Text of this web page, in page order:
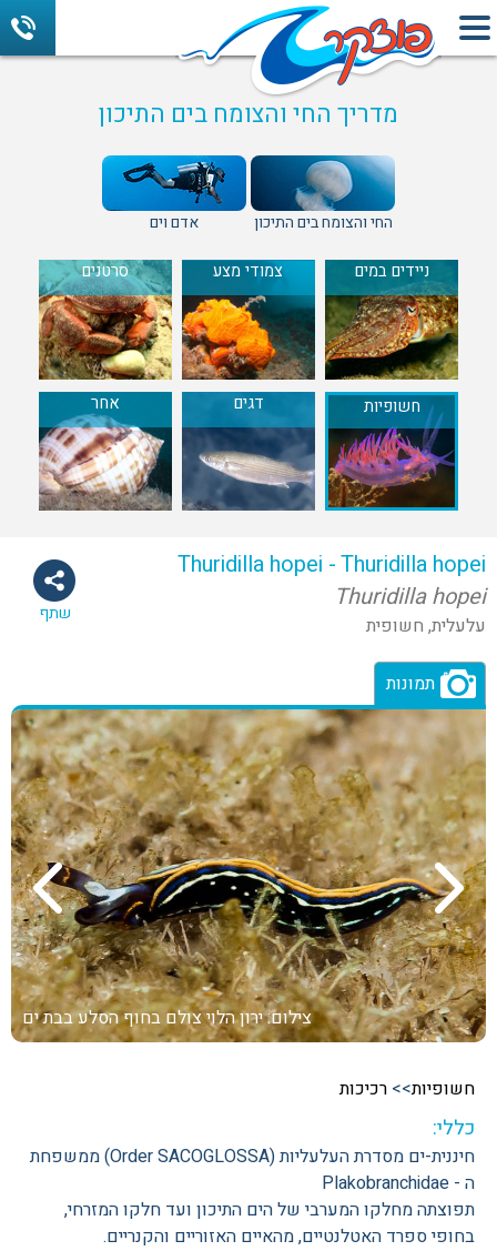
מדריך החי והצומח בים התיכון
החי והצומח בים התיכון אדם וים
ניידים במים צמודי מצע סרטנים
חשופיות דגים אחר
שתף
Thuridilla hopei - Thuridilla hopei
Thuridilla hopei
עלעלית, חשופית
תמונות
צילום: ירון הלויצולם בחוף הסלע בבת ים
חשופיות>> רכיכות
כללי:
חיננית-ים מסדרת העלעליות (Order SACOGLOSSA) ממשפחת
ה - Plakobranchidae
תפוצתה מחלקו המערבי של הים התיכון ועד חלקו המזרחי,
בחופי ספרד האטלנטיים, מהאיים האזוריים והקנריים.